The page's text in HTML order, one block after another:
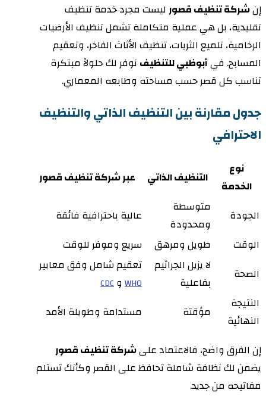
إنشركة تنظيف قصور ليست مجرد خدمة تنظيف
تقليدية، بل هي عملية متكاملة تشمل تنظيف الأرضيات
الرخامية، تلميع الثريات، تنظيف الأثاث الفاخر، وتعقيم
المسابح. فيأبوظبي للتنظيف نوفر لك حلولاً مبتكرة
تناسب كل قصر حسب مساحته وطابعه المعماري.
جدول مقارنة بين التنظيف الذاتي والتنظيف
الاحترافي
نوع
الخدمة
التنظيف الذاتي عبر شركة تنظيف قصور
الجودة
متوسطة
ومحدودة
عالية باحترافية فائقة
الوقت
طويل ومرهق
سريع وموفر للوقت
الصحة
لا يزيل الجراثيم
بفاعلية
تعقيم شامل وفق معايير
WHO وCDC
النتيجة
النهائية
مؤقتة مستدامة وطويلة الأمد
إن الفرق واضح، فالاعتماد علىشركة تنظيف قصور
يضمن لك نظافة شاملة تحافظ على القصر وكأنك تستلم
مفاتيحه من جديد.